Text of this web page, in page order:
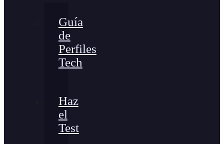
Guía
de
Perfiles
Tech
Haz
el
Test